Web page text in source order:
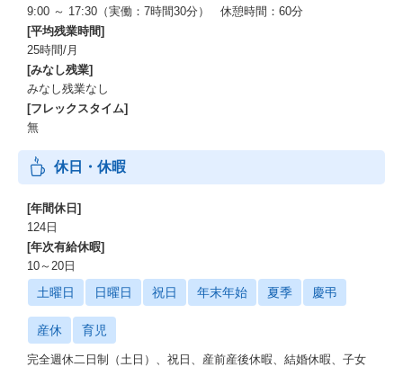
9:00 ～ 17:30（実働：7時間30分） 休憩時間：60分
[平均残業時間]
25時間/月
[みなし残業]
みなし残業なし
[フレックスタイム]
無
休日・休暇
[年間休日]
124日
[年次有給休暇]
10～20日
土曜日 日曜日 祝日 年末年始 夏季 慶弔
産休 育児
完全週休二日制（土日）、祝日、産前産後休暇、結婚休暇、子女